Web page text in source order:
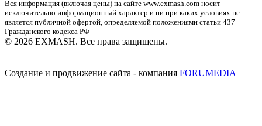
Вся информация (включая цены) на сайте www.exmash.com носит
исключительно информационный характер и ни при каких условиях не
является публичной офертой, определяемой положениями статьи 437
Гражданского кодекса РФ
© 2026 EXMASH. Все права защищены.
Создание и продвижение сайта - компания FORUMEDIA